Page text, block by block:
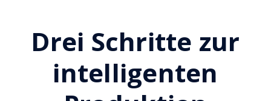
Drei Schritte zur
intelligenten